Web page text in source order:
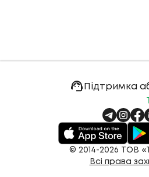
© 2014-2026 ТОВ
Всі права
Підтримка